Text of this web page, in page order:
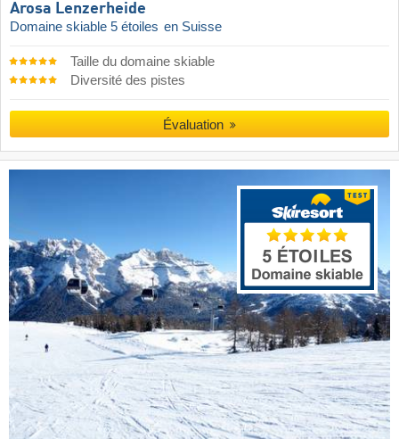
Arosa Lenzerheide
Domaine skiable 5 étoiles en Suisse
Taille du domaine skiable
Diversité des pistes
Évaluation